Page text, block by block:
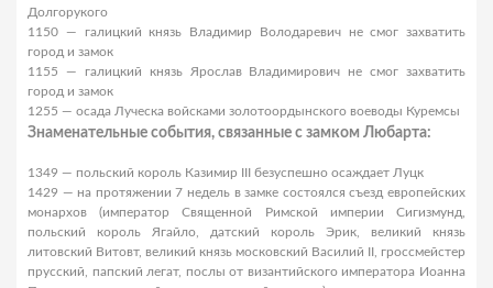
Долгорукого
1150 — галицкий князь Владимир Володаревич не смог захватить
город и замок
1155 — галицкий князь Ярослав Владимирович не смог захватить
город и замок
1255 — осада Луческа войсками золотоордынского воеводы Куремсы
Знаменательные события, связанные с замком Любарта:
1349 — польский король Казимир III безуспешно осаждает Луцк
1429 — на протяжении 7 недель в замке состоялся съезд европейских
монархов (император Священной Римской империи Сигизмунд,
польский король Ягайло, датский король Эрик, великий князь
литовский Витовт, великий князь московский Василий II, гроссмейстер
прусский, папский легат, послы от византийского императора Иоанна